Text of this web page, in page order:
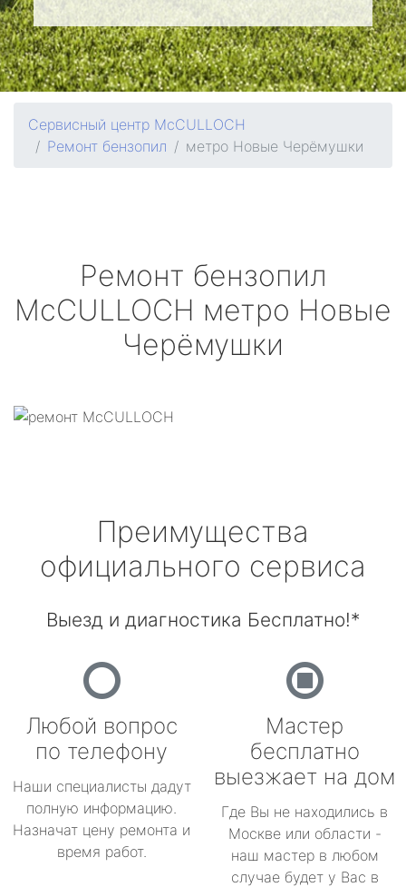
Сервисный центр McCULLOCH
Ремонт бензопил
метро Новые Черёмушки
Ремонт бензопил
McCULLOCH метро Новые
Черёмушки
Преимущества
официального сервиса
Выезд и диагностика Бесплатно!*
Любой вопрос
по телефону
Наши специалисты дадут
полную информацию.
Назначат цену ремонта и
время работ.
Мастер
бесплатно
выезжает на дом
Где Вы не находились в
Москве или области -
наш мастер в любом
случае будет у Вас в